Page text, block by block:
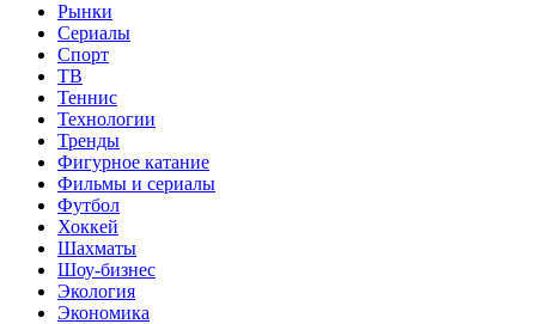
Рынки
Сериалы
Спорт
ТВ
Теннис
Технологии
Тренды
Фигурное катание
Фильмы и сериалы
Футбол
Хоккей
Шахматы
Шоу-бизнес
Экология
Экономика